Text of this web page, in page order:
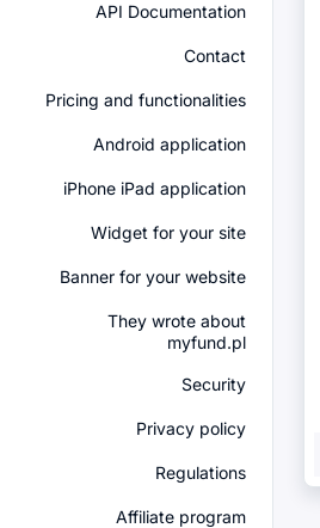
API Documentation
Contact
Pricing and functionalities
Android application
iPhone iPad application
Widget for your site
Banner for your website
They wrote about
myfund.pl
Security
Privacy policy
Regulations
Affiliate program